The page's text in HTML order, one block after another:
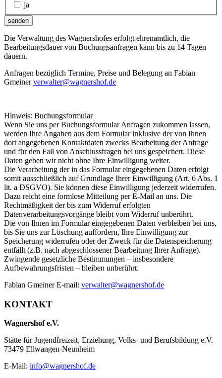
ja
senden
Die Verwaltung des Wagnershofes erfolgt ehrenamtlich, die
Bearbeitungsdauer von Buchungsanfragen kann bis zu 14 Tagen
dauern.
Anfragen bezüglich Termine, Preise und Belegung an Fabian
Gmeinerverwalter@wagnershof.de
Hinweis: Buchungsformular
Wenn Sie uns per Buchungsformular Anfragen zukommen lassen,
werden Ihre Angaben aus dem Formular inklusive der von Ihnen
dort angegebenen Kontaktdaten zwecks Bearbeitung der Anfrage
und für den Fall von Anschlussfragen bei uns gespeichert. Diese
Daten geben wir nicht ohne Ihre Einwilligung weiter.
Die Verarbeitung der in das Formular eingegebenen Daten erfolgt
somit ausschließlich auf Grundlage Ihrer Einwilligung (Art. 6 Abs. 1
lit. a DSGVO). Sie können diese Einwilligung jederzeit widerrufen.
Dazu reicht eine formlose Mitteilung per E-Mail an uns. Die
Rechtmäßigkeit der bis zum Widerruf erfolgten
Datenverarbeitungsvorgänge bleibt vom Widerruf unberührt.
Die von Ihnen im Formular eingegebenen Daten verbleiben bei uns,
bis Sie uns zur Löschung auffordern, Ihre Einwilligung zur
Speicherung widerrufen oder der Zweck für die Datenspeicherung
entfällt (z.B. nach abgeschlossener Bearbeitung Ihrer Anfrage).
Zwingende gesetzliche Bestimmungen – insbesondere
Aufbewahrungsfristen – bleiben unberührt.
Fabian Gmeiner E-mail: verwalter@wagnershof.de
KONTAKT
Wagnershof e.V.
Stätte für Jugendfreizeit, Erziehung, Volks- und Berufsbildung e.V.
73479 Ellwangen-Neunheim
E-Mail: info@wagnershof.de